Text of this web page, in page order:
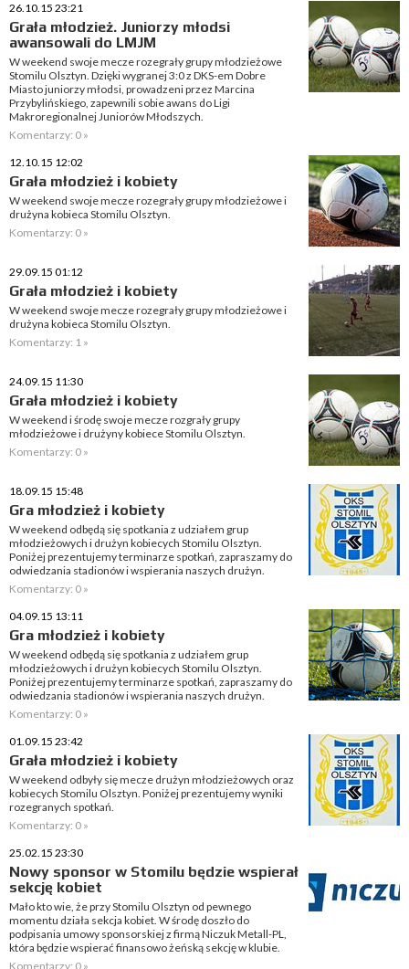
26.10.15 23:21
Grała młodzież. Juniorzy młodsi
awansowali do LMJM
W weekend swoje mecze rozegrały grupy młodzieżowe
Stomilu Olsztyn. Dzięki wygranej 3:0 z DKS-em Dobre
Miasto juniorzy młodsi, prowadzeni przez Marcina
Przybylińskiego, zapewnili sobie awans do Ligi
Makroregionalnej Juniorów Młodszych.
Komentarzy: 0 »
12.10.15 12:02
Grała młodzież i kobiety
W weekend swoje mecze rozegrały grupy młodzieżowe i
drużyna kobieca Stomilu Olsztyn.
Komentarzy: 0 »
29.09.15 01:12
Grała młodzież i kobiety
W weekend swoje mecze rozegrały grupy młodzieżowe i
drużyna kobieca Stomilu Olsztyn.
Komentarzy: 1 »
24.09.15 11:30
Grała młodzież i kobiety
W weekend i środę swoje mecze rozgrały grupy
młodzieżowe i drużyny kobiece Stomilu Olsztyn.
Komentarzy: 0 »
18.09.15 15:48
Gra młodzież i kobiety
W weekend odbędą się spotkania z udziałem grup
młodzieżowych i drużyn kobiecych Stomilu Olsztyn.
Poniżej prezentujemy terminarze spotkań, zapraszamy do
odwiedzania stadionów i wspierania naszych drużyn.
Komentarzy: 0 »
04.09.15 13:11
Gra młodzież i kobiety
W weekend odbędą się spotkania z udziałem grup
młodzieżowych i drużyn kobiecych Stomilu Olsztyn.
Poniżej prezentujemy terminarze spotkań, zapraszamy do
odwiedzania stadionów i wspierania naszych drużyn.
Komentarzy: 0 »
01.09.15 23:42
Grała młodzież i kobiety
W weekend odbyły się mecze drużyn młodzieżowych oraz
kobiecych Stomilu Olsztyn. Poniżej prezentujemy wyniki
rozegranych spotkań.
Komentarzy: 0 »
25.02.15 23:30
Nowy sponsor w Stomilu będzie wspierał
sekcję kobiet
Mało kto wie, że przy Stomilu Olsztyn od pewnego
momentu działa sekcja kobiet. W środę doszło do
podpisania umowy sponsorskiej z firmą Niczuk Metall-PL,
która będzie wspierać finansowo żeńską sekcję w klubie.
Komentarzy: 0 »